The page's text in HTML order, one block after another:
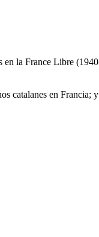
en la France Libre
catalanes en Francia;